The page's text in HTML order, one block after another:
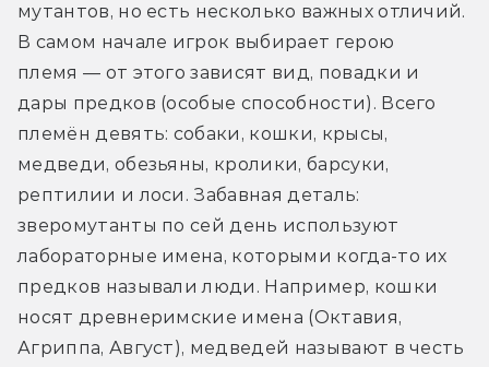
мутантов, но есть несколько важных отличий.
В самом начале игрок выбирает герою
племя — от этого зависят вид, повадки и
дары предков (особые способности). Всего
племён девять: собаки, кошки, крысы,
медведи, обезьяны, кролики, барсуки,
рептилии и лоси. Забавная деталь:
зверомутанты по сей день используют
лабораторные имена, которыми когда-то их
предков называли люди. Например, кошки
носят древнеримские имена (Октавия,
Агриппа, Август), медведей называют в честь